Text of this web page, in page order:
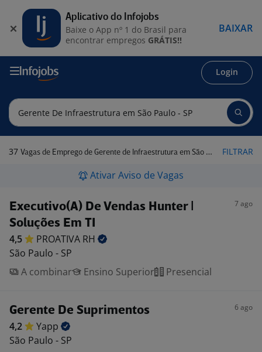
Login
37 Vagas de Emprego de Gerente de Infraestrutura em São Paulo - SP FILTRAR
Ativar Aviso de Vagas
Executivo(A) De Vendas Hunter |
Soluções Em TI
7 ago
4,5 PROATIVA RH
São Paulo - SP
A combinar
Ensino Superior Presencial
Gerente De Suprimentos 6 ago
4,2
Yapp
São Paulo - SP
Aplicativo do Infojobs
Baixe o App nº 1 do Brasil para
encontrar empregos GRÁTIS!!
BAIXAR